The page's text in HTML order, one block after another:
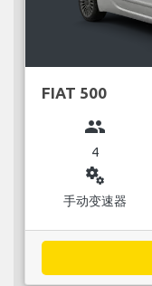
FIAT 500
group
4
miscellaneous_services
手动变速器